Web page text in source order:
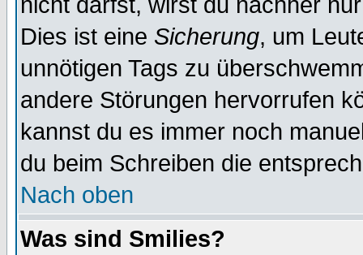
Dies ist eine Sicherung, um
unnötigen Tags zu
andere Störungen hervorrufen
kannst du es immer noch
du beim Schreiben die
Nach oben
Was sind Smilies?